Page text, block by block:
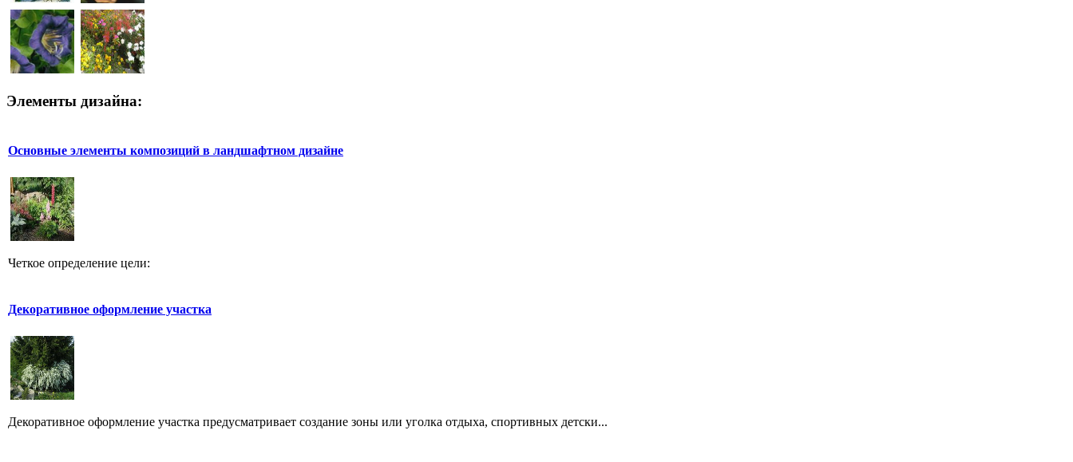
Элементы дизайна:
Основные элементы композиций в ландшафтном дизайне
Четкое определение цели:
Декоративное оформление участка
Декоративное оформление участка предусматривает создание зоны или уголка отдыха, спортивных детски...